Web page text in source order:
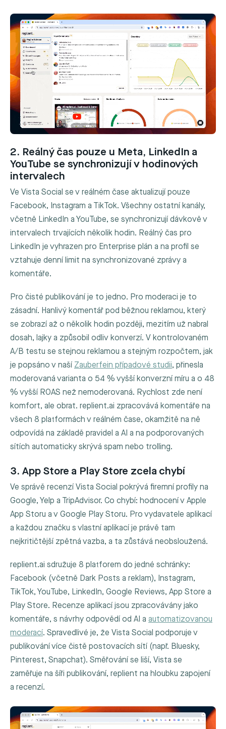
2. Reálný čas pouze u Meta, LinkedIn a
YouTube se synchronizují v hodinových
intervalech
Ve Vista Social se v reálném čase aktualizují pouze
Facebook, Instagram a TikTok. Všechny ostatní kanály,
včetně LinkedIn a YouTube, se synchronizují dávkově v
intervalech trvajících několik hodin. Reálný čas pro
LinkedIn je vyhrazen pro Enterprise plán a na profil se
vztahuje denní limit na synchronizované zprávy a
komentáře.
Pro čisté publikování je to jedno. Pro moderaci je to
zásadní. Hanlivý komentář pod běžnou reklamou, který
se zobrazí až o několik hodin později, mezitím už nabral
dosah, lajky a způsobil odliv konverzí. V kontrolovaném
A/B testu se stejnou reklamou a stejným rozpočtem, jak
je popsáno v naší Zauberfein případové studii, přinesla
moderovaná varianta o 54 % vyšší konverzní míru a o 48
% vyšší ROAS než nemoderovaná. Rychlost zde není
komfort, ale obrat. replient.ai zpracovává komentáře na
všech 8 platformách v reálném čase, okamžitě na ně
odpovídá na základě pravidel a AI a na podporovaných
sítích automaticky skrývá spam nebo trolling.
3. App Store a Play Store zcela chybí
Ve správě recenzí Vista Social pokrývá firemní profily na
Google, Yelp a TripAdvisor. Co chybí: hodnocení v Apple
App Storu a v Google Play Storu. Pro vydavatele aplikací
a každou značku s vlastní aplikací je právě tam
nejkritičtější zpětná vazba, a ta zůstává neobsloužená.
replient.ai sdružuje 8 platforem do jedné schránky:
Facebook (včetně Dark Posts a reklam), Instagram,
TikTok, YouTube, LinkedIn, Google Reviews, App Store a
Play Store. Recenze aplikací jsou zpracovávány jako
komentáře, s návrhy odpovědí od AI a automatizovanou
moderací. Spravedlivé je, že Vista Social podporuje v
publikování více čistě postovacích sítí (např. Bluesky,
Pinterest, Snapchat). Směřování se liší, Vista se
zaměřuje na šíři publikování, replient na hloubku zapojení
a recenzí.